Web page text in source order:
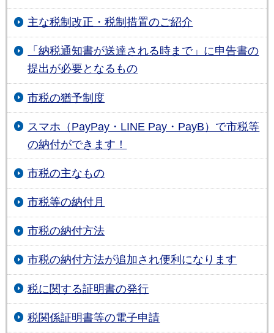
主な税制改正・税制措置のご紹介
「納税通知書が送達される時まで」に申告書の
提出が必要となるもの
市税の猶予制度
スマホ（PayPay・LINE Pay・PayB）で市税等
の納付ができます！
市税の主なもの
市税等の納付月
市税の納付方法
市税の納付方法が追加され便利になります
税に関する証明書の発行
税関係証明書等の電子申請